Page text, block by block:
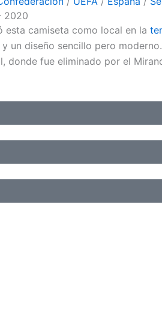
2020
esta camiseta como local en la
un diseño sencillo pero
donde fue eliminado por el